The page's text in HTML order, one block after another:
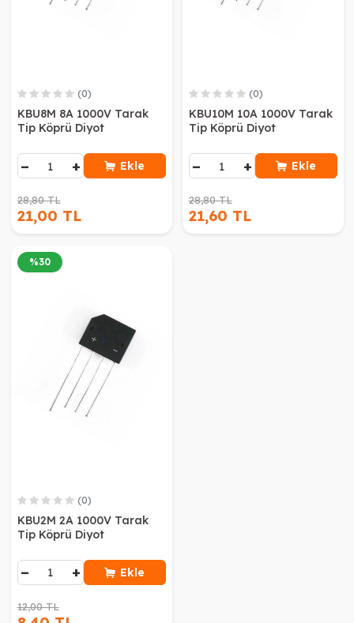
(0)
KBU8M 8A 1000V Tarak
Tip Köprü Diyot
− + Ekle
28,80 TL
21,00 TL
(0)
KBU10M 10A 1000V Tarak
Tip Köprü Diyot
− + Ekle
28,80 TL
21,60 TL
%30
(0)
KBU2M 2A 1000V Tarak
Tip Köprü Diyot
− + Ekle
12,00 TL